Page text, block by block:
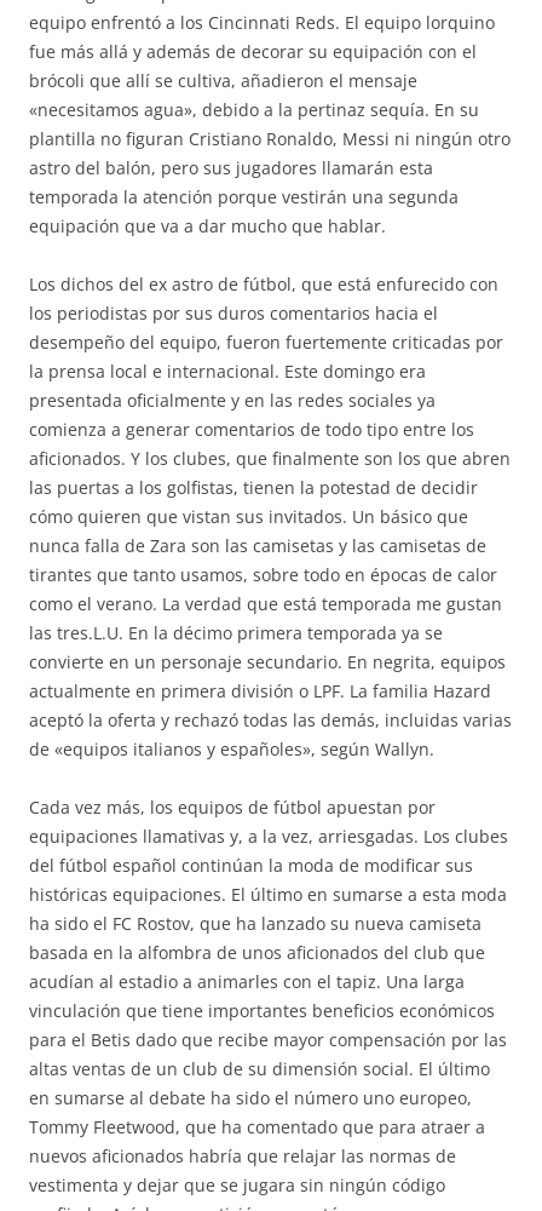
equipo enfrentó a los Cincinnati Reds. El equipo lorquino
fue más allá y además de decorar su equipación con el
brócoli que allí se cultiva, añadieron el mensaje
«necesitamos agua», debido a la pertinaz sequía. En su
plantilla no figuran Cristiano Ronaldo, Messi ni ningún otro
astro del balón, pero sus jugadores llamarán esta
temporada la atención porque vestirán una segunda
equipación que va a dar mucho que hablar.
Los dichos del ex astro de fútbol, que está enfurecido con
los periodistas por sus duros comentarios hacia el
desempeño del equipo, fueron fuertemente criticadas por
la prensa local e internacional. Este domingo era
presentada oficialmente y en las redes sociales ya
comienza a generar comentarios de todo tipo entre los
aficionados. Y los clubes, que finalmente son los que abren
las puertas a los golfistas, tienen la potestad de decidir
cómo quieren que vistan sus invitados. Un básico que
nunca falla de Zara son las camisetas y las camisetas de
tirantes que tanto usamos, sobre todo en épocas de calor
como el verano. La verdad que está temporada me gustan
las tres.L.U. En la décimo primera temporada ya se
convierte en un personaje secundario. En negrita, equipos
actualmente en primera división o LPF. La familia Hazard
aceptó la oferta y rechazó todas las demás, incluidas varias
de «equipos italianos y españoles», según Wallyn.
Cada vez más, los equipos de fútbol apuestan por
equipaciones llamativas y, a la vez, arriesgadas. Los clubes
del fútbol español continúan la moda de modificar sus
históricas equipaciones. El último en sumarse a esta moda
ha sido el FC Rostov, que ha lanzado su nueva camiseta
basada en la alfombra de unos aficionados del club que
acudían al estadio a animarles con el tapiz. Una larga
vinculación que tiene importantes beneficios económicos
para el Betis dado que recibe mayor compensación por las
altas ventas de un club de su dimensión social. El último
en sumarse al debate ha sido el número uno europeo,
Tommy Fleetwood, que ha comentado que para atraer a
nuevos aficionados habría que relajar las normas de
vestimenta y dejar que se jugara sin ningún código